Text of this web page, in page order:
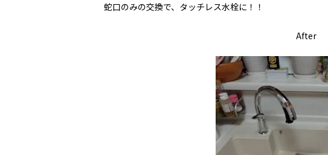
蛇口のみの交換で、タッチレス水栓に！！
After